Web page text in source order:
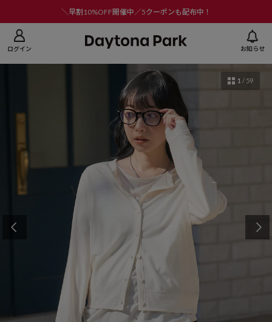
＼早割10%OFF開催中／5クーポンも配布中！
ログイン お知らせ
1 / 59